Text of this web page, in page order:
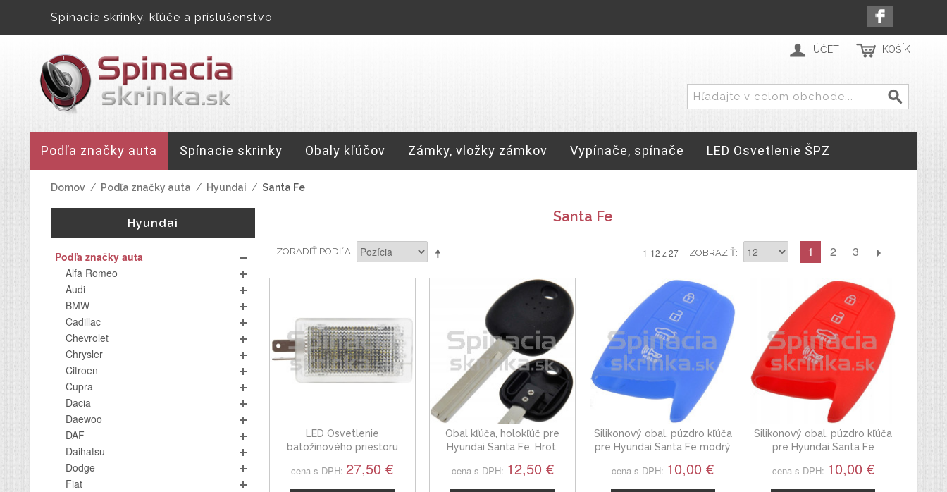
Spínacie skrinky, kľúče a príslušenstvo
ÚČET KOŠÍK
Podľa značky auta Spínacie skrinky Obaly kľúčov Zámky, vložky zámkov Vypínače, spínače LED Osvetlenie ŠPZ
Domov / Podľa značky auta / Hyundai / Santa Fe
Santa Fe
ZORADIŤ PODĽA 1-12 z 27 ZOBRAZIŤ 1 2 3
LED Osvetlenie
batožinového priestoru
cena s DPH: 27,50 €
Obal kľúča, holokľúč pre
Hyundai Santa Fe, Hrot:
cena s DPH: 12,50 €
Silikonový obal, púzdro kľúča
pre Hyundai Santa Fe modrý
cena s DPH: 10,00 €
Silikonový obal, púzdro kľúča
pre Hyundai Santa Fe
cena s DPH: 10,00 €
Hyundai
Podľa značky auta
Alfa Romeo
Audi
BMW
Cadillac
Chevrolet
Chrysler
Citroen
Cupra
Dacia
Daewoo
DAF
Daihatsu
Dodge
Fiat